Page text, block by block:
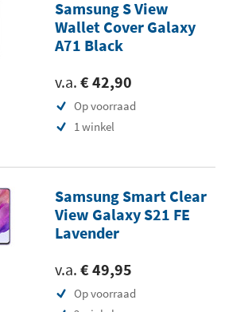
Samsung S View
Wallet Cover Galaxy
A71 Black
v.a. € 42,90
Op voorraad
1 winkel
Samsung Smart Clear
View Galaxy S21 FE
Lavender
v.a. € 49,95
Op voorraad